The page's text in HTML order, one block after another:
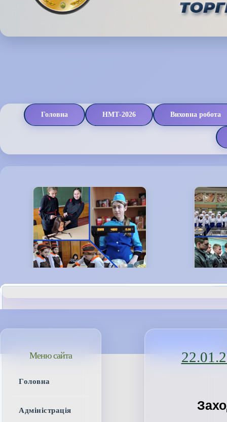
Головна НМТ-2026 Виховна робота
Меню сайта
Головна
Адміністрація